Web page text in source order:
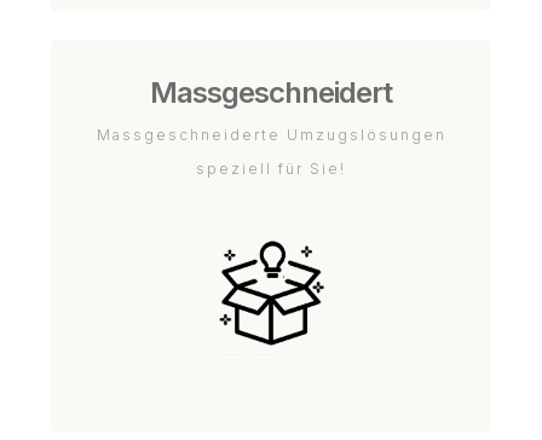
Massgeschneidert
Massgeschneiderte Umzugslösungen
speziell für Sie!